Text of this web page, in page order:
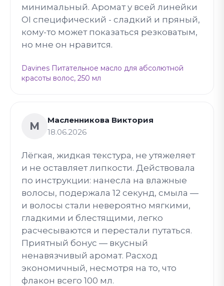
минимальный. Аромат у всей линейки
OI специфический - сладкий и пряный,
кому-то может показаться резковатым,
но мне он нравится.
Davines Питательное масло для абсолютной
красоты волос, 250 мл
М
Масленникова Виктория
18.06.2026
Лёгкая, жидкая текстура, не утяжеляет
и не оставляет липкости. Действовала
по инструкции: нанесла на влажные
волосы, подержала 12 секунд, смыла —
и волосы стали невероятно мягкими,
гладкими и блестящими, легко
расчесываются и перестали путаться.
Приятный бонус — вкусный
ненавязчивый аромат. Расход
экономичный, несмотря на то, что
флакон всего 100 мл.